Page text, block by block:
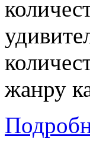
жанру